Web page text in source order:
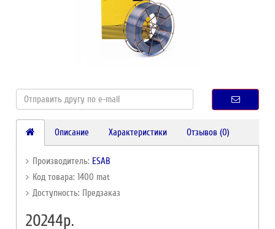
Описание Характеристики Отзывов (0)
Производитель: ESAB
Код товара: 1400 mat
Доступность: Предзаказ
20244р.